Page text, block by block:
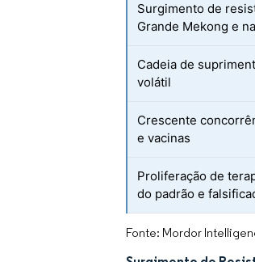
Surgimento de
Grande Mekong e
Cadeia de
volátil
Crescente
e vacinas
Proliferação de
do padrão e
Fonte: Mordor